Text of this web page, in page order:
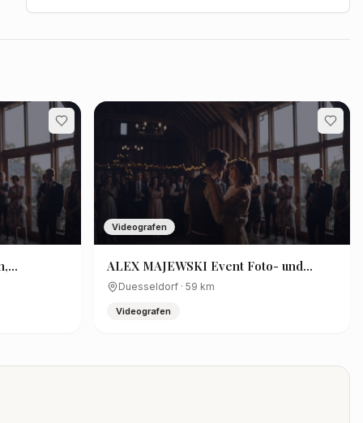
Videografen
ALEX MAJEWSKI Event Foto- und
Videoaufnahmen
Duesseldorf · 59 km
Videografen